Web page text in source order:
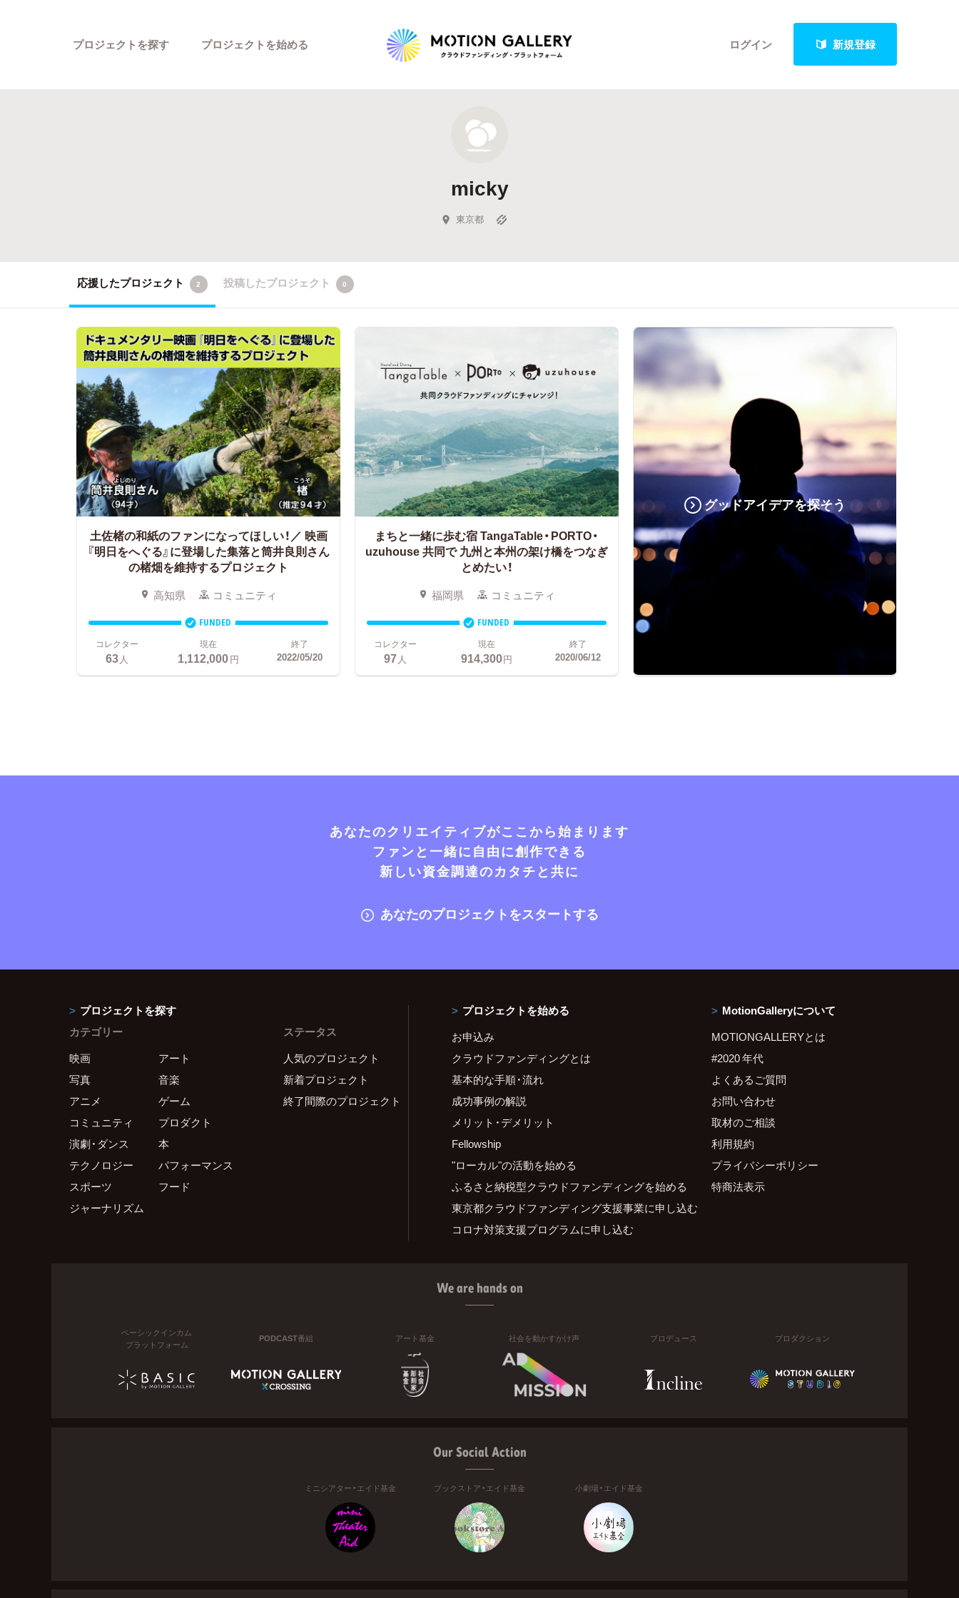
ログイン 新規登録
プロジェクトを探す
新着プロジェクト
Feature
キュレーターから探す
プロジェクトを始める
micky
東京都
応援したプロジェクト 2 投稿したプロジェクト 0
土佐楮の和紙のファンになってほしい！／ 映画
『明日をへぐる』に登場した集落と筒井良則さん
の楮畑を維持するプロジェクト
高知県 コミュニティ
FUNDED
コレクター
63人
現在
1,112,000円
終了
2022/05/20
まちと一緒に歩む宿 TangaTable・PORTO・
uzuhouse 共同で九州と本州の架け橋をつなぎ
とめたい！
福岡県 コミュニティ
FUNDED
コレクター
97人
現在
914,300円
終了
2020/06/12
グッドアイデアを探そう
あなたのクリエイティブがここから始まります
ファンと一緒に自由に創作できる
新しい資金調達のカタチと共に
あなたのプロジェクトをスタートする
プロジェクトを探す
カテゴリー
映画
アート
写真
音楽
アニメ
ゲーム
コミュニティ
プロダクト
演劇・ダンス
本
テクノロジー
パフォーマンス
スポーツ
フード
ジャーナリズム
ステータス
人気のプロジェクト
新着プロジェクト
終了間際のプロジェクト
プロジェクトを始める
お申込み
クラウドファンディングとは
基本的な手順・流れ
成功事例の解説
メリット・デメリット
Fellowship
"ローカル"の活動を始める
ふるさと納税型クラウドファンディングを始める
東京都クラウドファンディング支援事業に申し込む
コロナ対策支援プログラムに申し込む
MotionGalleryについて
MOTIONGALLERYとは
#2020 年代
よくあるご質問
お問い合わせ
取材のご相談
利用規約
プライバシーポリシー
特商法表示
We are hands on
ベーシックインカム
プラットフォーム
PODCAST番組 アート基金 社会を動かすかけ声 プロデュース プロダクション
Our Social Action
ミニシアター・エイド基金 ブックストア・エイド基金 小劇場・エイド基金